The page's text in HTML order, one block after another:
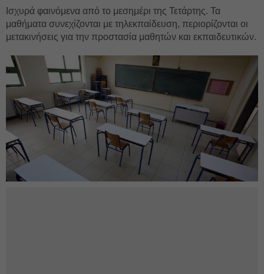
Ισχυρά φαινόμενα από το μεσημέρι της Τετάρτης. Τα
μαθήματα συνεχίζονται με τηλεκπαίδευση, περιορίζονται οι
μετακινήσεις για την προστασία μαθητών και εκπαιδευτικών.